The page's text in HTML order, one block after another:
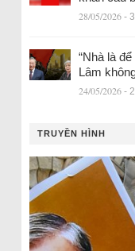
28/05/2026 -
“Nhà là
Lâm
24/05/2026 -
TRUYỀN HÌNH